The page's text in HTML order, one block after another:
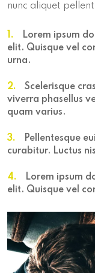
nunc aliquet
1.
Lorem ipsum
elit. Quisque vel
urna.
2.
Scelerisque
viverra phasellus
quam varius.
3.
Pellentesque
curabitur. Luctus
4.
Lorem ipsum
elit. Quisque vel